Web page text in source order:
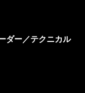
ダー／テクニカル